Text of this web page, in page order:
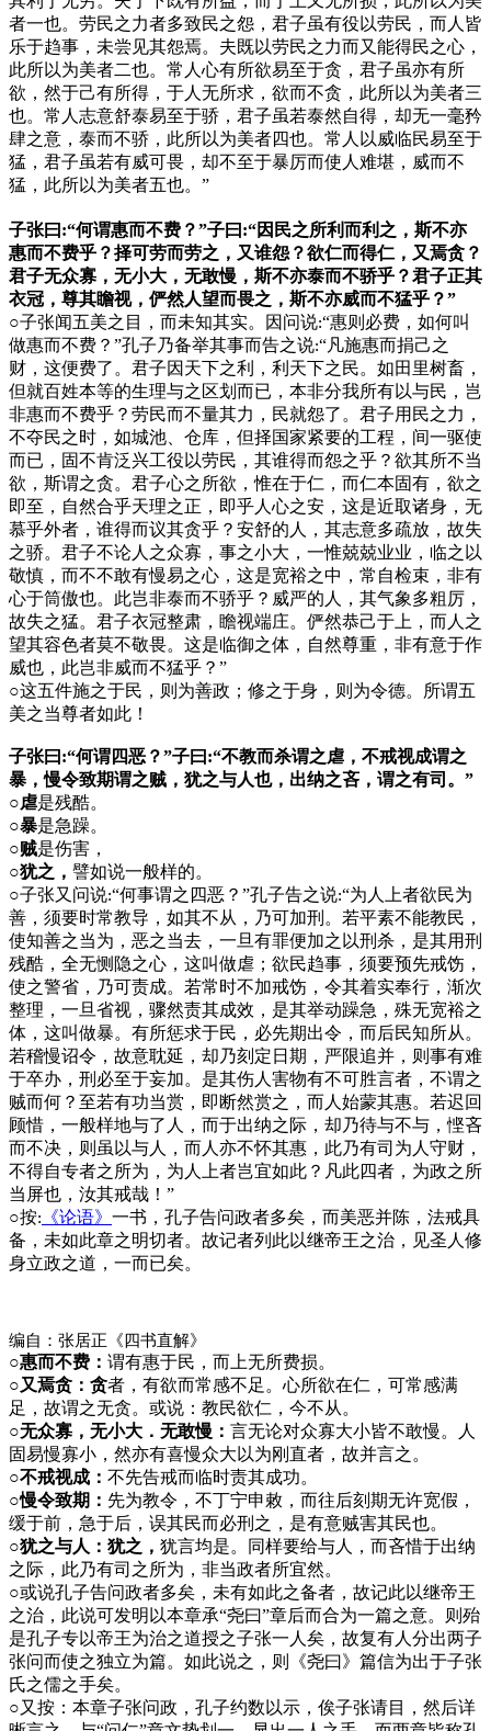
者一也。劳民之力者多致民之怨，君子虽有役以劳民，而人皆
乐于趋事，未尝见其怨焉。夫既以劳民之力而又能得民之心，
此所以为美者二也。常人心有所欲易至于贪，君子虽亦有所
欲，然于己有所得，于人无所求，欲而不贪，此所以为美者三
也。常人志意舒泰易至于骄，君子虽若泰然自得，却无一毫矜
肆之意，泰而不骄，此所以为美者四也。常人以威临民易至于
猛，君子虽若有威可畏，却不至于暴厉而使人难堪，威而不
猛，此所以为美者五也。”
子张曰:“何谓惠而不费？”子曰:“因民之所利而利之，斯不亦
惠而不费乎？择可劳而劳之，又谁怨？欲仁而得仁，又焉贪？
君子无众寡，无小大，无敢慢，斯不亦泰而不骄乎？君子正其
衣冠，尊其瞻视，俨然人望而畏之，斯不亦威而不猛乎？”
○子张闻五美之目，而未知其实。因问说:“惠则必费，如何叫
做惠而不费？”孔子乃备举其事而告之说:“凡施惠而捐己之
财，这便费了。君子因天下之利，利天下之民。如田里树畜，
但就百姓本等的生理与之区划而已，本非分我所有以与民，岂
非惠而不费乎？劳民而不量其力，民就怨了。君子用民之力，
不夺民之时，如城池、仓库，但择国家紧要的工程，间一驱使
而已，固不肯泛兴工役以劳民，其谁得而怨之乎？欲其所不当
欲，斯谓之贪。君子心之所欲，惟在于仁，而仁本固有，欲之
即至，自然合乎天理之正，即乎人心之安，这是近取诸身，无
慕乎外者，谁得而议其贪乎？安舒的人，其志意多疏放，故失
之骄。君子不论人之众寡，事之小大，一惟兢兢业业，临之以
敬慎，而不不敢有慢易之心，这是宽裕之中，常自检束，非有
心于筒傲也。此岂非泰而不骄乎？威严的人，其气象多粗厉，
故失之猛。君子衣冠整肃，瞻视端庄。俨然恭己于上，而人之
望其容色者莫不敬畏。这是临御之体，自然尊重，非有意于作
威也，此岂非威而不猛乎？”
○这五件施之于民，则为善政；修之于身，则为令德。所谓五
美之当尊者如此！
子张曰:“何谓四恶？”子曰:“不教而杀谓之虐，不戒视成谓之
暴，慢令致期谓之贼，犹之与人也，出纳之吝，谓之有司。”
○虐是残酷。
○暴是急躁。
○贼是伤害，
○犹之， 譬如说一般样的。
○子张又问说:“何事谓之四恶？”孔子告之说:“为人上者欲民为
善，须要时常教导，如其不从，乃可加刑。若平素不能教民，
使知善之当为，恶之当去，一旦有罪便加之以刑杀，是其用刑
残酷，全无恻隐之心，这叫做虐；欲民趋事，须要预先戒饬，
使之警省，乃可责成。若常时不加戒饬，令其着实奉行，渐次
整理，一旦省视，骤然责其成效，是其举动躁急，殊无宽裕之
体，这叫做暴。有所惩求于民，必先期出令，而后民知所从。
若稽慢诏令，故意耽延，却乃刻定日期，严限追并，则事有难
于卒办，刑必至于妄加。是其伤人害物有不可胜言者，不谓之
贼而何？至若有功当赏，即断然赏之，而人始蒙其惠。若迟回
顾惜，一般样地与了人，而于出纳之际，却乃待与不与，悭吝
而不决，则虽以与人，而人亦不怀其惠，此乃有司为人守财，
不得自专者之所为，为人上者岂宜如此？凡此四者，为政之所
当屏也，汝其戒哉！”
○按: 《论语》 一书，孔子告问政者多矣，而美恶并陈，法戒具
备，未如此章之明切者。故记者列此以继帝王之治，见圣人修
身立政之道，一而已矣。
编自：张居正《四书直解》
○惠而不费： 谓有惠于民，而上无所费损。
○又焉贪：贪者，有欲而常感不足。心所欲在仁，可常感满
足，故谓之无贪。或说：教民欲仁，今不从。
○无众寡，无小大．无敢慢： 言无论对众寡大小皆不敢慢。人
固易慢寡小，然亦有喜慢众大以为刚直者，故并言之。
○不戒视成： 不先告戒而临时责其成功。
○慢令致期： 先为教令，不丁宁申敕，而往后刻期无许宽假，
缓于前，急于后，误其民而必刑之，是有意贼害其民也。
○犹之与人：犹之， 犹言均是。同样要给与人，而吝惜于出纳
之际，此乃有司之所为，非当政者所宜然。
○或说孔子告问政者多矣，未有如此之备者，故记此以继帝王
之治，此说可发明以本章承“尧曰”章后而合为一篇之意。则殆
是孔子专以帝王为治之道授之子张一人矣，故复有人分出两子
张问而使之独立为篇。如此说之，则《尧曰》篇信为出于子张
氏之儒之手矣。
○又按：本章子张问政，孔子约数以示，俟子张请目，然后详